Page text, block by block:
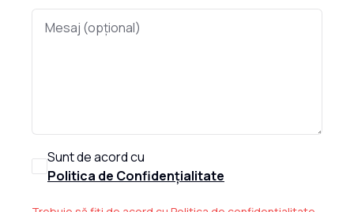
Sunt de acord cu
Politica de Confidențialitate